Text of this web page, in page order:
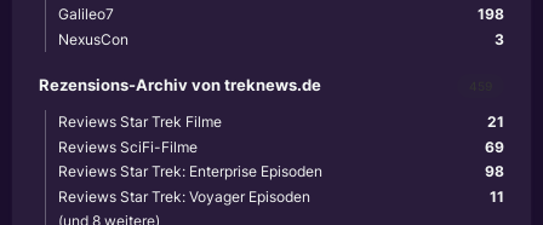
198
Galileo7
3
NexusCon
Rezensions-Archiv von treknews.de
21
Reviews Star Trek Filme
69
Reviews SciFi-Filme
98
Reviews Star Trek: Enterprise Episoden
11
Reviews Star Trek: Voyager Episoden
(und 8 weitere)